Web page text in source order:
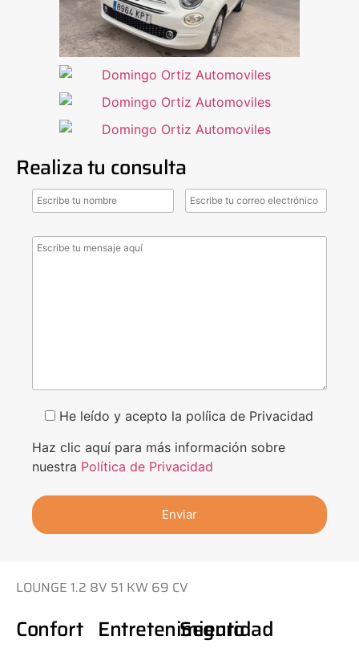
Realiza tu consulta
He leído y acepto la políica de Privacidad
Haz clic aquí para más información sobre
nuestra Política de Privacidad
LOUNGE 1.2 8V 51 KW 69 CV
Confort Entretenimiento
Seguridad